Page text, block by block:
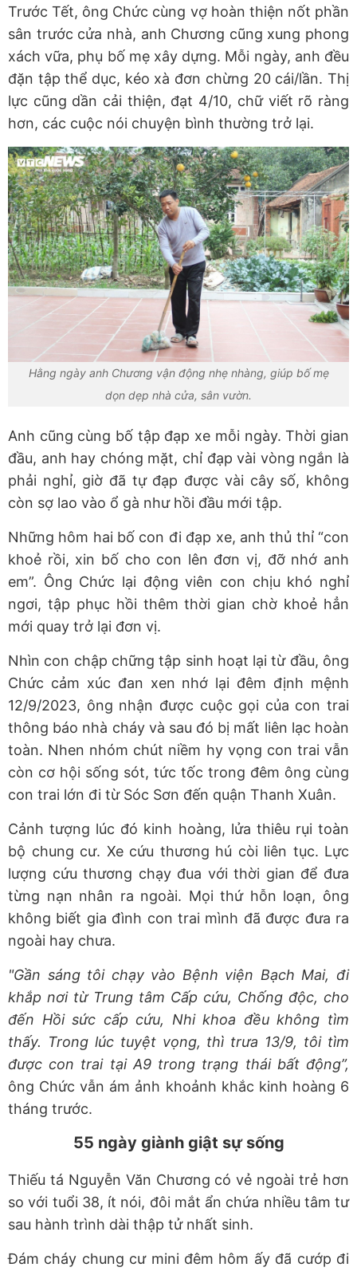
Trước Tết, ông Chức cùng vợ hoàn thiện nốt phần
sân trước cửa nhà, anh Chương cũng xung phong
xách vữa, phụ bố mẹ xây dựng. Mỗi ngày, anh đều
đặn tập thể dục, kéo xà đơn chừng 20 cái/lần. Thị
lực cũng dần cải thiện, đạt 4/10, chữ viết rõ ràng
hơn, các cuộc nói chuyện bình thường trở lại.
Hằng ngày anh Chương vận động nhẹ nhàng, giúp bố mẹ
dọn dẹp nhà cửa, sân vườn.
Anh cũng cùng bố tập đạp xe mỗi ngày. Thời gian
đầu, anh hay chóng mặt, chỉ đạp vài vòng ngắn là
phải nghỉ, giờ đã tự đạp được vài cây số, không
còn sợ lao vào ổ gà như hồi đầu mới tập.
Những hôm hai bố con đi đạp xe, anh thủ thỉ “con
khoẻ rồi, xin bố cho con lên đơn vị, đỡ nhớ anh
em”. Ông Chức lại động viên con chịu khó nghỉ
ngơi, tập phục hồi thêm thời gian chờ khoẻ hẳn
mới quay trở lại đơn vị.
Nhìn con chập chững tập sinh hoạt lại từ đầu, ông
Chức cảm xúc đan xen nhớ lại đêm định mệnh
12/9/2023, ông nhận được cuộc gọi của con trai
thông báo nhà cháy và sau đó bị mất liên lạc hoàn
toàn. Nhen nhóm chút niềm hy vọng con trai vẫn
còn cơ hội sống sót, tức tốc trong đêm ông cùng
con trai lớn đi từ Sóc Sơn đến quận Thanh Xuân.
Cảnh tượng lúc đó kinh hoàng, lửa thiêu rụi toàn
bộ chung cư. Xe cứu thương hú còi liên tục. Lực
lượng cứu thương chạy đua với thời gian để đưa
từng nạn nhân ra ngoài. Mọi thứ hỗn loạn, ông
không biết gia đình con trai mình đã được đưa ra
ngoài hay chưa.
"Gần sáng tôi chạy vào Bệnh viện Bạch Mai, đi
khắp nơi từ Trung tâm Cấp cứu, Chống độc, cho
đến Hồi sức cấp cứu, Nhi khoa đều không tìm
thấy. Trong lúc tuyệt vọng, thì trưa 13/9, tôi tìm
được con trai tại A9 trong trạng thái bất động”,
ông Chức vẫn ám ảnh khoảnh khắc kinh hoàng 6
tháng trước.
55 ngày giành giật sự sống
Thiếu tá Nguyễn Văn Chương có vẻ ngoài trẻ hơn
so với tuổi 38, ít nói, đôi mắt ẩn chứa nhiều tâm tư
sau hành trình dài thập tử nhất sinh.
Đám cháy chung cư mini đêm hôm ấy đã cướp đi